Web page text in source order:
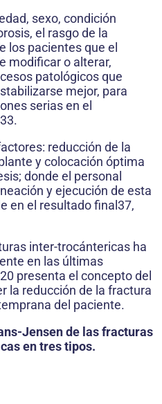
sexo, condición
el rasgo de la
los pacientes que el
modificar o alterar,
patológicos que
mejor, para
serias en el
reducción de la
y colocación óptima
donde el personal
y ejecución de esta
en el resultado final37,
inter-trocántericas ha
en las últimas
presenta el concepto del
la reducción de la fractura
del paciente.
Jensen de las fracturas
en tres tipos.